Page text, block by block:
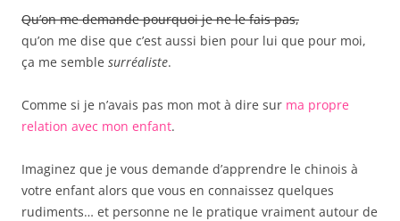
Qu’on me demande pourquoi je ne le faispas,
qu’on me dise que c’est aussi bien pour lui que pour moi,
ça me semble surréaliste.
Comme si je n’avais pas mon mot à dire sur ma propre
relation avec mon enfant.
Imaginez que je vous demande d’apprendre le chinois à
votre enfant alors que vous en connaissez quelques
rudiments… et personne ne le pratique vraiment autour de